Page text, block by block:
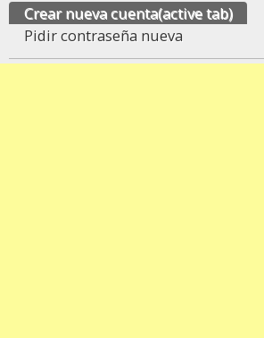
Crear nueva cuenta(active tab)
Pidir contraseña nueva